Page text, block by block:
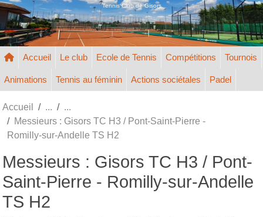
Tennis Club de Gisors
Accueil Le club Ecole de Tennis Compétitions Tournois
Animations Tennis au féminin Actions sociétales Padel
Accueil
Messieurs : Gisors TC H3 / Pont-Saint-Pierre -
Romilly-sur-Andelle TS H2
Messieurs : Gisors TC H3 / Pont-
Saint-Pierre - Romilly-sur-Andelle
TS H2
Panneau de gestion des cookies